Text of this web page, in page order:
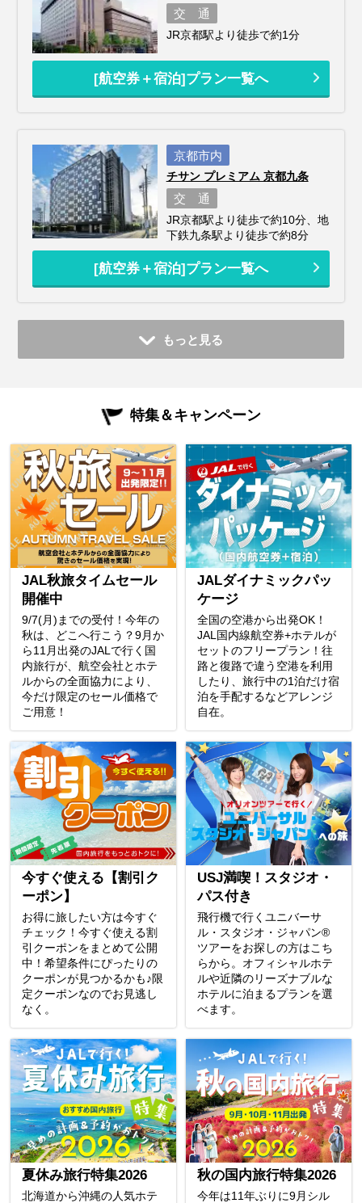
交 通
JR京都駅より徒歩で約1分
[航空券＋宿泊]プラン一覧へ
京都市内
チサン プレミアム 京都九条
交 通
JR京都駅より徒歩で約10分、地
下鉄九条駅より徒歩で約8分
[航空券＋宿泊]プラン一覧へ
もっと見る
特集＆キャンペーン
JAL秋旅タイムセール
開催中
9/7(月)までの受付！今年の
秋は、どこへ行こう？9月か
ら11月出発のJALで行く国
内旅行が、航空会社とホテ
ルからの全面協力により、
今だけ限定のセール価格で
ご用意！
JALダイナミックパッ
ケージ
全国の空港から出発OK！
JAL国内線航空券+ホテルが
セットのフリープラン！往
路と復路で違う空港を利用
したり、旅行中の1泊だけ宿
泊を手配するなどアレンジ
自在。
今すぐ使える【割引ク
ーポン】
お得に旅したい方は今すぐ
チェック！今すぐ使える割
引クーポンをまとめて公開
中！希望条件にぴったりの
クーポンが見つかるかも♪限
定クーポンなのでお見逃し
なく。
USJ満喫！スタジオ・
パス付き
飛行機で行くユニバーサ
ル・スタジオ・ジャパン®
ツアーをお探しの方はこち
らから。オフィシャルホテ
ルや近隣のリーズナブルな
ホテルに泊まるプランを選
べます。
夏休み旅行特集2026
北海道から沖縄の人気ホテ
秋の国内旅行特集2026
今年は11年ぶりに9月シル